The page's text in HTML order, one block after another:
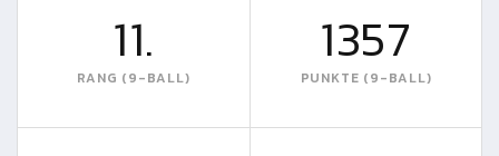
11.
RANG (9-BALL)
1357
PUNKTE (9-BALL)